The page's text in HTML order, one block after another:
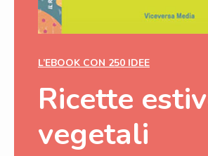
L’EBOOK CON 250 IDEE
Ricette
vegetali